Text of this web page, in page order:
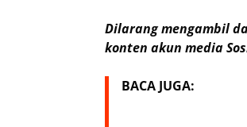
Dilarang mengambil
konten akun media
BACA JUGA: